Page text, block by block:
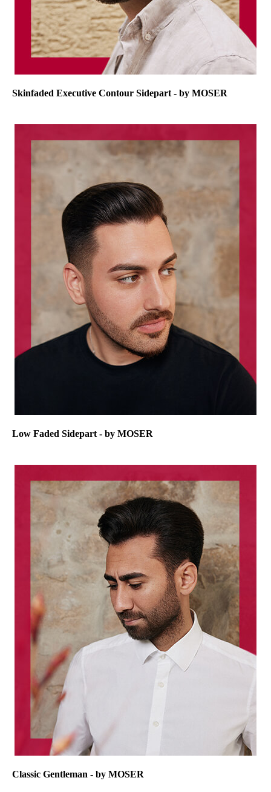
Skinfaded Executive Contour Sidepart - by MOSER
Low Faded Sidepart - by MOSER
Classic Gentleman - by MOSER